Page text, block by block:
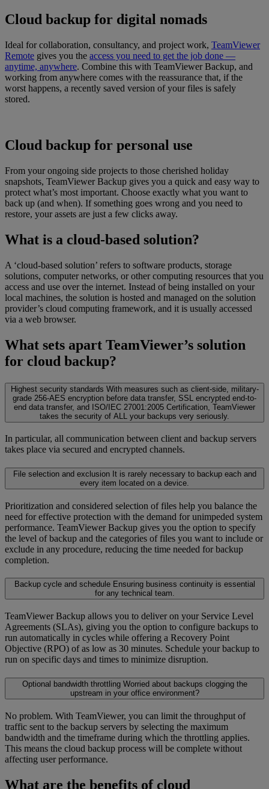
Cloud backup for digital nomads
Ideal for collaboration, consultancy, and project work, TeamViewer
Remote gives you the access you need to get the job done —
anytime, anywhere. Combine this with TeamViewer Backup, and
working from anywhere comes with the reassurance that, if the
worst happens, a recently saved version of your files is safely
stored.
Cloud backup for personal use
From your ongoing side projects to those cherished holiday
snapshots, TeamViewer Backup gives you a quick and easy way to
protect what’s most important. Choose exactly what you want to
back up (and when). If something goes wrong and you need to
restore, your assets are just a few clicks away.
What is a cloud-based solution?
A ‘cloud-based solution’ refers to software products, storage
solutions, computer networks, or other computing resources that you
access and use over the internet. Instead of being installed on your
local machines, the solution is hosted and managed on the solution
provider’s cloud computing framework, and it is usually accessed
via a web browser.
What sets apart TeamViewer’s solution
for cloud backup?
Highest security standards With measures such as client-side, military-
grade 256-AES encryption before data transfer, SSL encrypted end-to-
end data transfer, and ISO/IEC 27001:2005 Certification, TeamViewer
takes the security of ALL your backups very seriously.
In particular, all communication between client and backup servers
takes place via secured and encrypted channels.
File selection and exclusion It is rarely necessary to backup each and
every item located on a device.
Prioritization and considered selection of files help you balance the
need for effective protection with the demand for unimpeded system
performance. TeamViewer Backup gives you the option to specify
the level of backup and the categories of files you want to include or
exclude in any procedure, reducing the time needed for backup
completion.
Backup cycle and schedule Ensuring business continuity is essential
for any technical team.
TeamViewer Backup allows you to deliver on your Service Level
Agreements (SLAs), giving you the option to configure backups to
run automatically in cycles while offering a Recovery Point
Objective (RPO) of as low as 30 minutes. Schedule your backup to
run on specific days and times to minimize disruption.
Optional bandwidth throttling Worried about backups clogging the
upstream in your office environment?
No problem. With TeamViewer, you can limit the throughput of
traffic sent to the backup servers by selecting the maximum
bandwidth and the timeframe during which the throttling applies.
This means the cloud backup process will be complete without
affecting user performance.
What are the benefits of cloud